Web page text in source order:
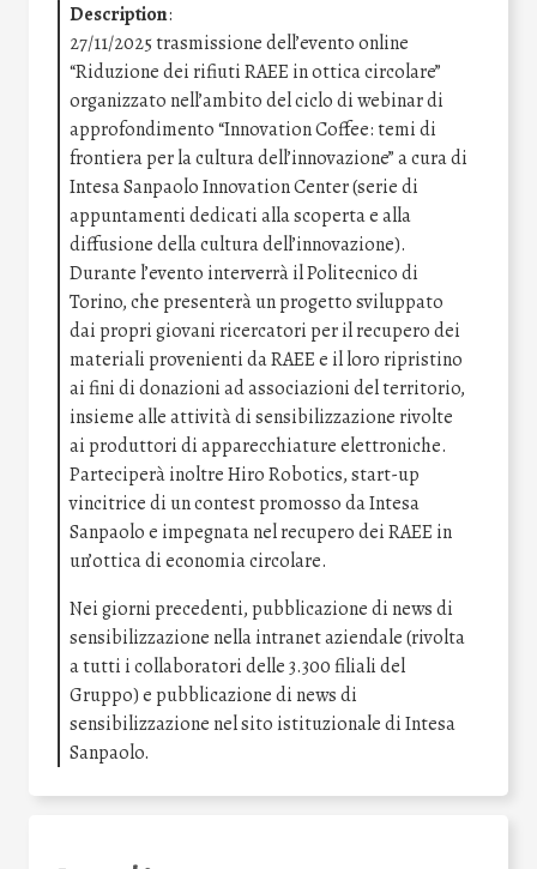
Description:
27/11/2025 trasmissione dell’evento online
“Riduzione dei rifiuti RAEE in ottica circolare”
organizzato nell’ambito del ciclo di webinar di
approfondimento “Innovation Coffee: temi di
frontiera per la cultura dell’innovazione” a cura di
Intesa Sanpaolo Innovation Center (serie di
appuntamenti dedicati alla scoperta e alla
diffusione della cultura dell’innovazione).
Durante l’evento interverrà il Politecnico di
Torino, che presenterà un progetto sviluppato
dai propri giovani ricercatori per il recupero dei
materiali provenienti da RAEE e il loro ripristino
ai fini di donazioni ad associazioni del territorio,
insieme alle attività di sensibilizzazione rivolte
ai produttori di apparecchiature elettroniche.
Parteciperà inoltre Hiro Robotics, start-up
vincitrice di un contest promosso da Intesa
Sanpaolo e impegnata nel recupero dei RAEE in
un’ottica di economia circolare.
Nei giorni precedenti, pubblicazione di news di
sensibilizzazione nella intranet aziendale (rivolta
a tutti i collaboratori delle 3.300 filiali del
Gruppo) e pubblicazione di news di
sensibilizzazione nel sito istituzionale di Intesa
Sanpaolo.